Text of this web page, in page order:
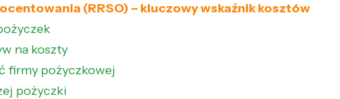
(RRSO) – kluczowy wskaźnik kosztów
na koszty
firmy pożyczkowej
pożyczki